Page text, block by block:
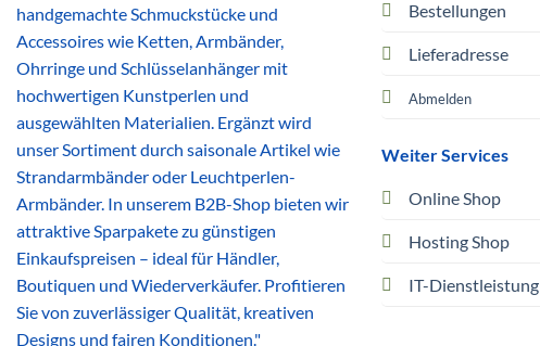
handgemachte Schmuckstücke und
Accessoires wie Ketten, Armbänder,
Ohrringe und Schlüsselanhänger mit
hochwertigen Kunstperlen und
ausgewählten Materialien. Ergänzt wird
unser Sortiment durch saisonale Artikel wie
Strandarmbänder oder Leuchtperlen-
Armbänder. In unserem B2B-Shop bieten wir
attraktive Sparpakete zu günstigen
Einkaufspreisen – ideal für Händler,
Boutiquen und Wiederverkäufer. Profitieren
Sie von zuverlässiger Qualität, kreativen
Designs und fairen Konditionen."
Bestellungen
Lieferadresse
Abmelden
Weiter Services
Online Shop
Hosting Shop
IT-Dienstleistung